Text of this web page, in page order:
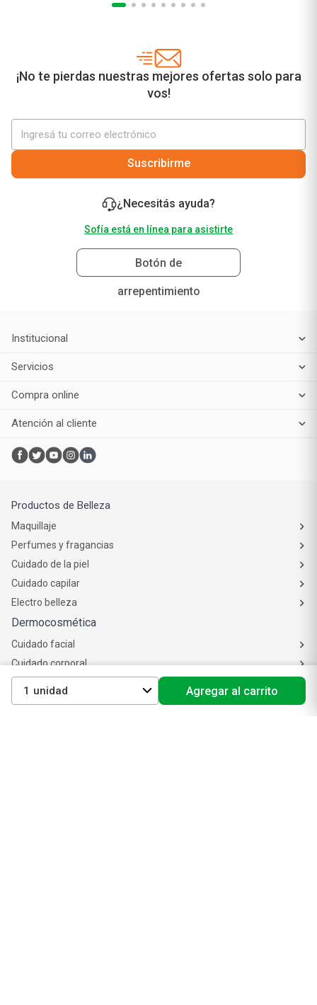
1 Agregar al carrito
¡No te pierdas nuestras mejores ofertas solo para
vos!
Suscribirme
¿Necesitás ayuda?
Sofía está en línea para asistirte
Botón de
arrepentimiento
Institucional
Servicios
Compra online
Atención al cliente
Productos de Belleza
Maquillaje
Perfumes y fragancias
Cuidado de la piel
Cuidado capilar
Electro belleza
Dermocosmética
Cuidado facial
Cuidado corporal
Protectores solares
Cuidado del pelo